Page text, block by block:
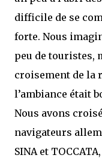
difficile de se
forte. Nous
peu de touristes,
croisement de la
l’ambiance était
Nous avons
navigateurs
SINA et